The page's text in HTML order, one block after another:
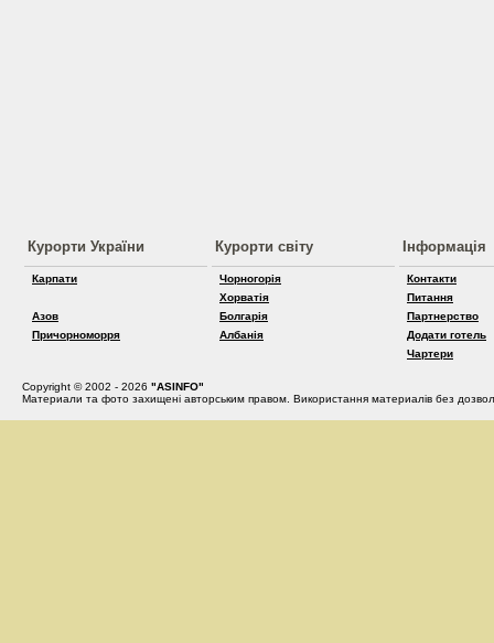
Курорти України
Карпати
Азов
Причорноморря
Курорти світу
Чорногорія
Хорватія
Болгарія
Албанія
Інформація
Контакти
Питання
Партнерство
Додати готель
Чартери
Copyright © 2002 - 2026 "ASINFO"
Материали та фото захищені авторським правом. Використання материалів без